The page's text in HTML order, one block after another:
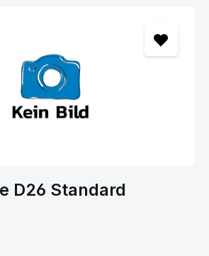
D26 Standard